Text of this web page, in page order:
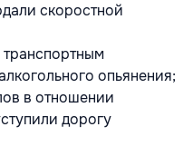
скоростной
транспортным
опьянения;
в отношении
дорогу